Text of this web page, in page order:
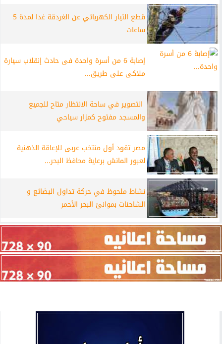
قطع التيار الكهربائي عن الغردقة غدا لمدة 5
ساعات
إصابة 6 من أسرة واحدة فى حادث إنقلاب سيارة
ملاكى على طريق...
التصوير في ساحة الانتظار متاح للجميع
والمسجد مفتوح كمزار سياحي
مصر تقود أول منتخب عربى للإعاقة الذهنية
لعبور المانش برعاية محافظ البحر...
نشاط ملحوظ في حركة تداول البضائع و
الشاحنات بموانئ البحر الأحمر